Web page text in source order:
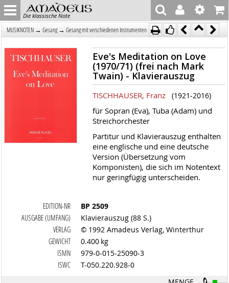
Die klassische Note
MUSIKNOTEN → Gesang→ Gesang mit verschiedenen Instrumenten
Eve's Meditation on Love
(1970/71) (frei nach Mark
Twain) - Klavierauszug
TISCHHAUSER, Franz (1921-2016)
für Sopran (Eva), Tuba (Adam) und
Streichorchester
Partitur und Klavierauszug enthalten
eine englische und eine deutsche
Version (Übersetzung vom
Komponisten), die sich im Notentext
nur geringfügig unterscheiden.
EDITION-NR
BP 2509
AUSGABE (UMFANG)
Klavierauszug (88 S.)
VERLAG
© 1992 Amadeus Verlag, Winterthur
GEWICHT
0.400 kg
ISMN
979-0-015-25090-3
ISWC
T-050.220.928-0